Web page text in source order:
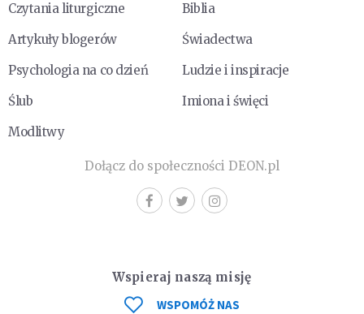
Czytania liturgiczne
Biblia
Artykuły blogerów
Świadectwa
Psychologia na co dzień
Ludzie i inspiracje
Ślub
Imiona i święci
Modlitwy
Dołącz do społeczności DEON.pl
Wspieraj naszą misję
WSPOMÓŻ NAS